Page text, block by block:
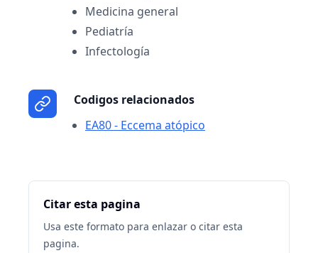
Medicina general
Pediatría
Infectología
Codigos relacionados
EA80 - Eccema atópico
Citar esta pagina
Usa este formato para enlazar o citar esta
pagina.